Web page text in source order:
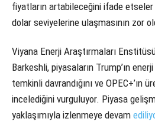
fiyatların artabileceğini ifade
dolar seviyelerine ulaşmasının zor
Viyana Enerji Araştırmaları
Barkeshli, piyasaların Trump’ın
temkinli davrandığını ve OPEC+’ın
incelediğini vurguluyor. Piyasa
yaklaşımıyla izlenmeye devam